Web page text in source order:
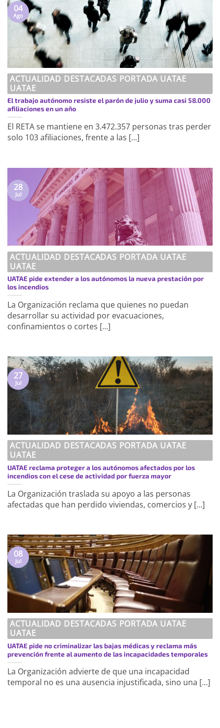
ACTUALIDAD DESTACADAS PORTADA UATAE
UATAE
El trabajo autónomo resiste el parón de julio y suma casi 58.000
afiliaciones en un año
El RETA se mantiene en 3.472.357 personas tras perder
solo 103 afiliaciones, frente a las [...]
04
Ago
ACTUALIDAD DESTACADAS PORTADA UATAE
UATAE
UATAE pide extender a los autónomos la nueva prestación por
los incendios
La Organización reclama que quienes no puedan
desarrollar su actividad por evacuaciones,
confinamientos o cortes [...]
28
Jul
ACTUALIDAD DESTACADAS PORTADA UATAE
UATAE
UATAE reclama proteger a los autónomos afectados por los
incendios con el cese de actividad por fuerza mayor
La Organización traslada su apoyo a las personas
afectadas que han perdido viviendas, comercios y [...]
27
Jul
ACTUALIDAD DESTACADAS PORTADA UATAE
UATAE
UATAE pide no criminalizar las bajas médicas y reclama más
prevención frente al aumento de las incapacidades temporales
La Organización advierte de que una incapacidad
temporal no es una ausencia injustificada, sino una [...]
08
Jul